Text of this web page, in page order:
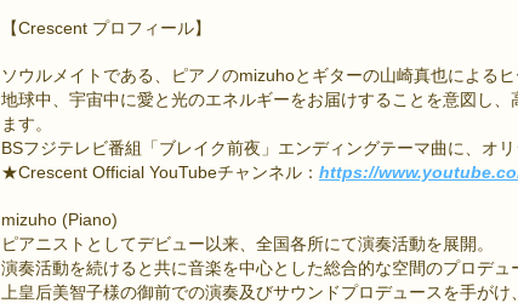
【Crescent プロフィール】
ソウルメイトである、ピアノのmizuhoとギターの山崎真也による
地球中、宇宙中に愛と光のエネルギーをお届けすることを意図し
ます。
BSフジテレビ番組「ブレイク前夜」エンディングテーマ曲に、オリ
★Crescent Official YouTubeチャンネル： https://
mizuho (Piano)
ピアニストとしてデビュー以来、全国各所にて演奏活動を展開。
演奏活動を続けると共に音楽を中心とした総合的な空間のプロデ
上皇后美智子様の御前での演奏及びサウンドプロデュースを手がけ